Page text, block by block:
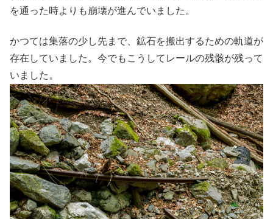
を通った時よりも崩壊が進んでいました。
かつては集落の少し先まで、鉱石を搬出するための軌道が
存在していました。今でもこうしてレールの残骸が残って
いました。